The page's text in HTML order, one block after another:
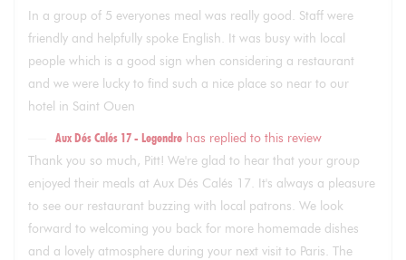
In a group of 5 everyones meal was really good. Staff were
friendly and helpfully spoke English. It was busy with local
people which is a good sign when considering a restaurant
and we were lucky to find such a nice place so near to our
hotel in Saint Ouen
Aux Dés Calés 17 - Legendre has replied to this review
Thank you so much, Pitt! We're glad to hear that your group
enjoyed their meals at Aux Dés Calés 17. It's always a pleasure
to see our restaurant buzzing with local patrons. We look
forward to welcoming you back for more homemade dishes
and a lovely atmosphere during your next visit to Paris. The